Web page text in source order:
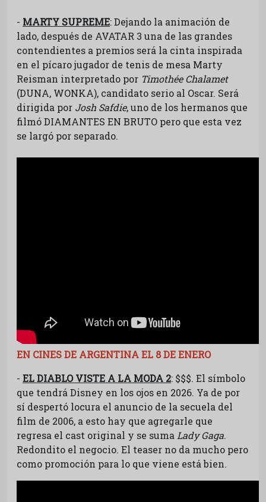
- MARTY SUPREME: Dejando la animación de
lado, después de AVATAR 3 una de las grandes
contendientes a premios será la cinta inspirada
en el pícaro jugador de tenis de mesa Marty
Reisman interpretado por Timothée Chalamet
(DUNA, WONKA), candidato serio al Oscar. Será
dirigida por Josh Safdie, uno de los hermanos que
filmó DIAMANTES EN BRUTO pero que esta vez
se largó por separado.
EN CINES DE ARGENTINA EL 8 DE ENERO
- EL DIABLO VISTE A LA MODA 2: $$$. El símbolo
que tendrá Disney en los ojos en 2026. Ya de por
sí despertó locura el anuncio de la secuela del
film de 2006, a esto hay que agregarle que
regresa el cast original y se suma Lady Gaga.
Redondito el negocio. El teaser no da mucho pero
como promoción para lo que viene está bien.